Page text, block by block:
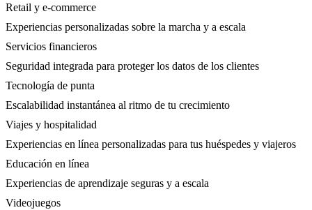
Retail y e-commerce
Experiencias personalizadas sobre la marcha y a escala
Servicios financieros
Seguridad integrada para proteger los datos de los clientes
Tecnología de punta
Escalabilidad instantánea al ritmo de tu crecimiento
Viajes y hospitalidad
Experiencias en línea personalizadas para tus huéspedes y viajeros
Educación en línea
Experiencias de aprendizaje seguras y a escala
Videojuegos